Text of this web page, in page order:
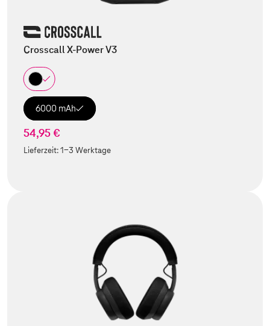
Crosscall X-Power V3
6000 mAh
54,95 €
Lieferzeit:1-3 Werktage